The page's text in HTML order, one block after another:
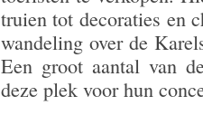
truien tot decoraties en
wandeling over de
Een groot aantal van
deze plek voor hun